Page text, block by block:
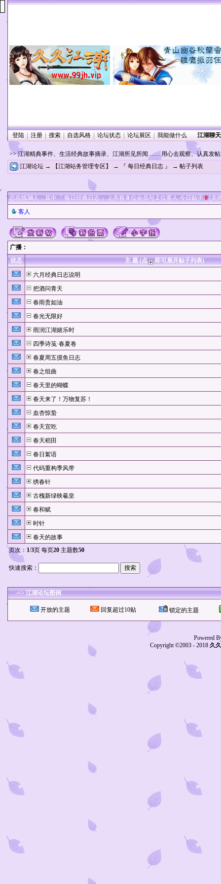
登陆 注册 搜索 自选风格 论坛状态 论坛展区 我能做什么 江湖聊
>> 江湖精典事件、生活经典故事摘录、江湖所见所闻…… 用心去观察、认真发
江湖论坛 → 【江湖站务管理专区】 → 『 每日经典日志 』 → 帖子列表
总在线58人，其中『 每日经典日志 』上共有0位会员与2位客人.今日贴子0[关
客人
广播：
状态
主 题 (点 即可展开贴子列表)
六月经典日志说明
把酒问青天
春雨贵如油
春光无限好
雨润江湖嬉乐时
四季诗笺·春夏卷
春夏周五摸鱼日志
春之组曲
春天里的蝴蝶
春天来了！万物复苏！
血杏惊蛰
春天宜吃
春天稻田
春日絮语
代码重构季风带
绣春针
古槐新绿映羲皇
春和赋
时针
春天的故事
页次： 1/3页 每页20 主题数50
快速搜索：
-=> 江湖论坛图例
开放的主题 回复超过10贴 锁定的主题
Powered
Copyright ©2003 - 2018 久